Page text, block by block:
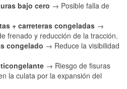
bajo cero → Posible falla de
+ carreteras congeladas →
frenado y reducción de la tracción.
congelado → Reduce la visibilidad
→ Riesgo de fisuras
la culata por la expansión del